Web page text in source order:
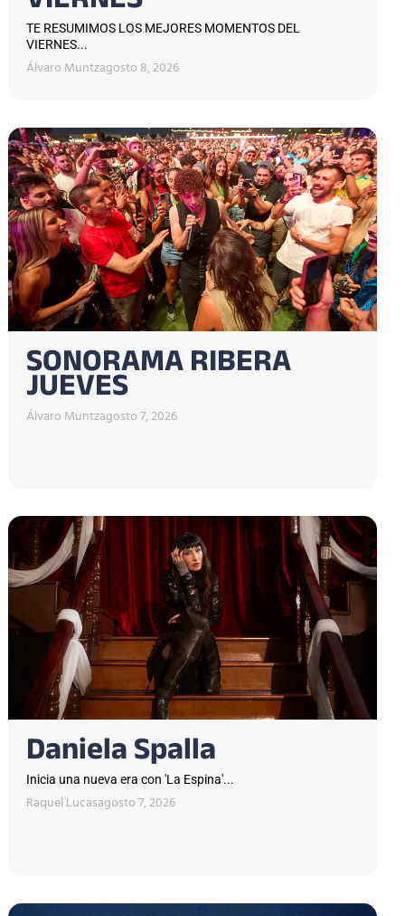
TE RESUMIMOS LOS MEJORES MOMENTOS DEL
VIERNES...
Álvaro Muntzagosto 8, 2026
SONORAMA RIBERA
JUEVES
Álvaro Muntzagosto 7, 2026
Daniela Spalla
Inicia una nueva era con 'La Espina'...
Raquel Lucasagosto 7, 2026